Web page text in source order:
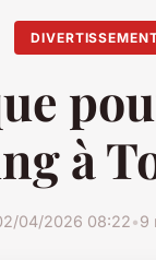
à
04/2026 08:22•9